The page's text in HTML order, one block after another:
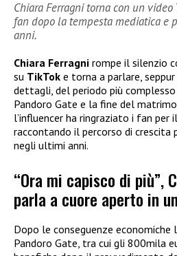
Chiara Ferragni torna con un video
fan dopo la tempesta mediatica e
anni.
Chiara Ferragni rompe il silenzio
su TikTok e torna a parlare,
dettagli, del periodo più
Pandoro Gate e la fine del
l’influencer ha ringraziato i fan per
raccontando il percorso di
negli ultimi anni.
“Ora mi capisco di più”,
parla a cuore aperto in
Dopo le conseguenze
Pandoro Gate, tra cui gli 800mila